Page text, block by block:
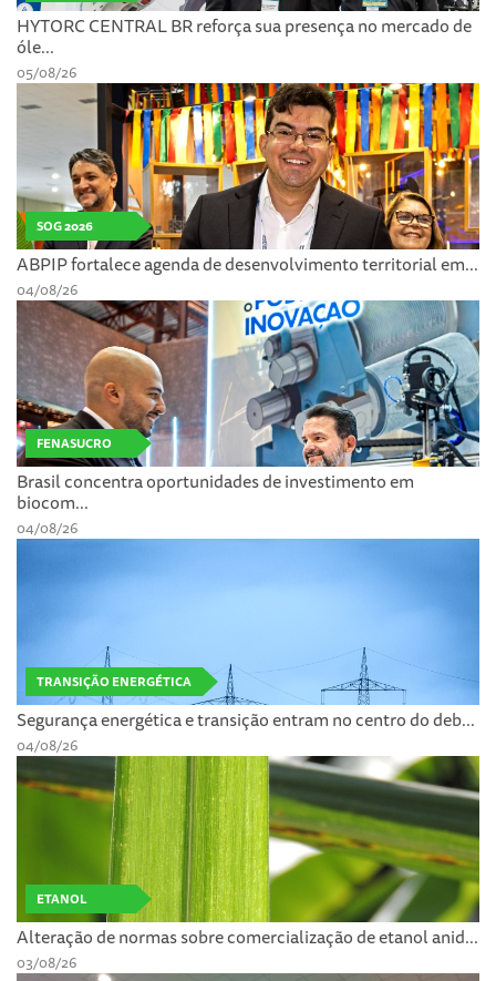
HYTORC CENTRAL BR reforça sua presença no mercado de
óle...
05/08/26
SOG 2026
ABPIP fortalece agenda de desenvolvimento territorial em...
04/08/26
FENASUCRO
Brasil concentra oportunidades de investimento em
biocom...
04/08/26
TRANSIÇÃO ENERGÉTICA
Segurança energética e transição entram no centro do deb...
04/08/26
ETANOL
Alteração de normas sobre comercialização de etanol anid...
03/08/26